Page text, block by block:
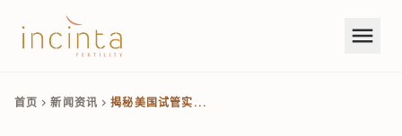
menu
首页 chevron_right新闻资讯 chevron_right揭秘美国试管实...